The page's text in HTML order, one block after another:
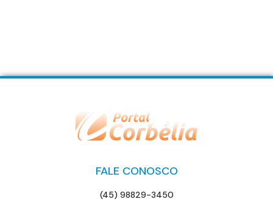
FALE CONOSCO
(45) 98829-3450